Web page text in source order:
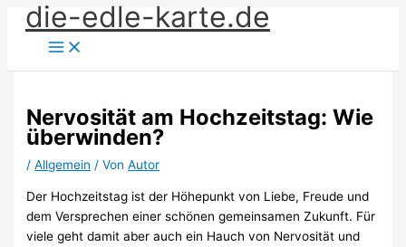
Zum
Inhalt
springen
die-edle-karte.de
Nervosität am Hochzeitstag: Wie
überwinden?
/Allgemein / VonAutor
Der Hochzeitstag ist der Höhepunkt von Liebe, Freude und
dem Versprechen einer schönen gemeinsamen Zukunft. Für
viele geht damit aber auch ein Hauch von Nervosität und